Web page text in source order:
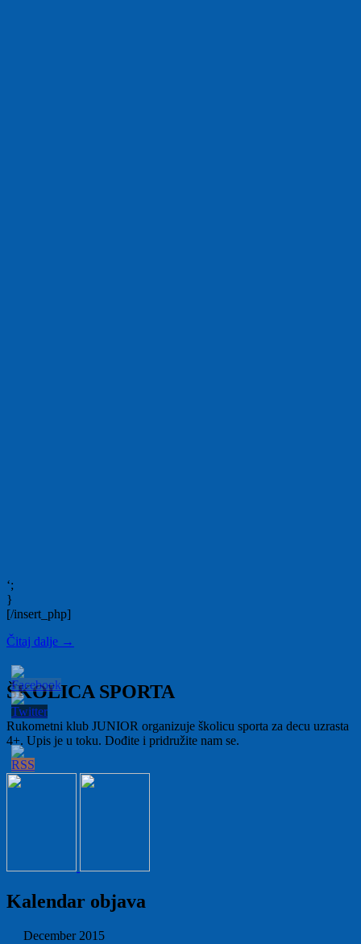
‘;
}
[/insert_php]
Čitaj dalje →
ŠKOLICA SPORTA
Rukometni klub JUNIOR organizuje školicu sporta za decu uzrasta
4+. Upis je u toku. Dođite i pridružite nam se.
Kalendar objava
December 2015